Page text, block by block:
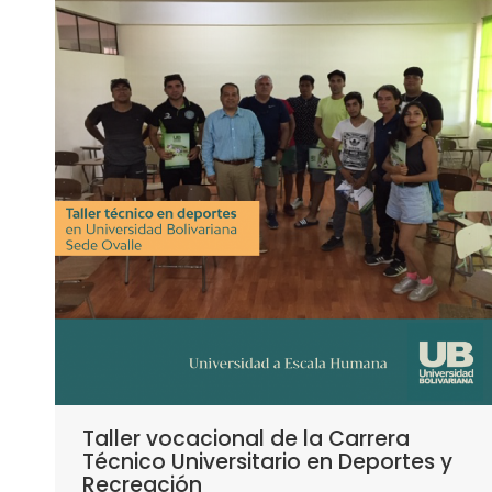
Taller vocacional de la Carrera
Técnico Universitario en Deportes y
Recreación